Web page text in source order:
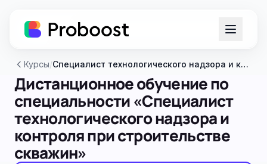
Курсы/ Специалист технологического надзора и контроля при строительстве скважин
Дистанционное обучение по
специальности «Специалист
технологического надзора и
контроля при строительстве
скважин»